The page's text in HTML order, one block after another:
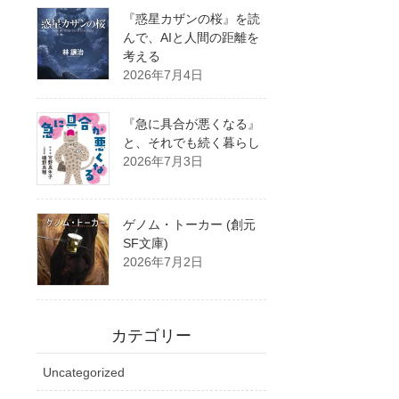
『惑星カザンの桜』を読
んで、AIと人間の距離を
考える
2026年7月4日
『急に具合が悪くなる』
と、それでも続く暮らし
2026年7月3日
ゲノム・トーカー (創元
SF文庫)
2026年7月2日
カテゴリー
Uncategorized